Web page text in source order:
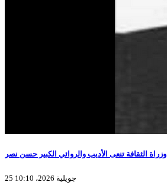
وزراة الثقافة تنعى الأديب والروائي الكبير حسن نصر
25 جويلية 2026، 10:10